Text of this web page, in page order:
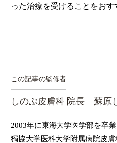
った治療を受けることをおす
この記事の監修者
しのぶ皮膚科 院長 蘇原
2003年に東海大学医学部を卒
獨協大学医科大学附属病院皮